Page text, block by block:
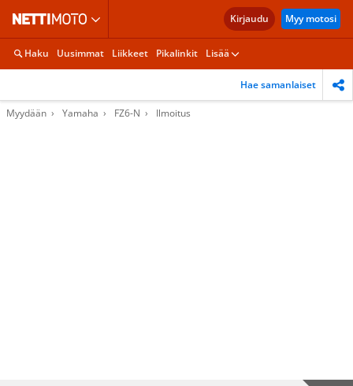
Kirjaudu Myy motosi
Haku Uusimmat Liikkeet Pikalinkit Lisää
Hae samanlaiset
Myydään Yamaha FZ6-N Ilmoitus